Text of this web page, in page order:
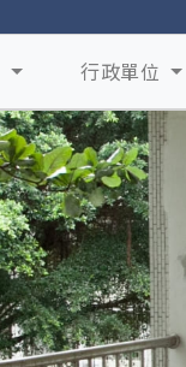
行政單位